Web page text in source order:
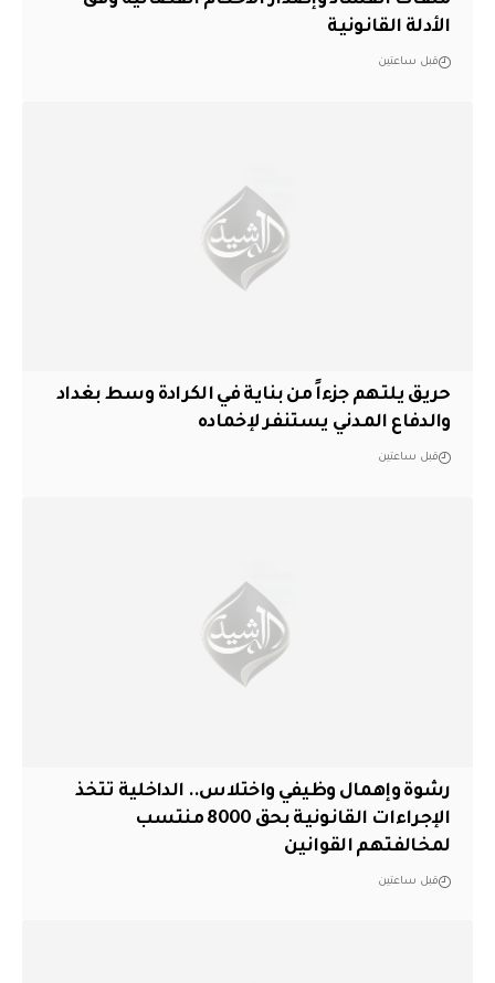
الأدلة القانونية
قبل ساعتين
حريق يلتهم جزءاً من بناية في الكرادة وسط بغداد
والدفاع المدني يستنفر لإخماده
قبل ساعتين
رشوة وإهمال وظيفي واختلاس.. الداخلية تتخذ
الإجراءات القانونية بحق 8000 منتسب
لمخالفتهم القوانين
قبل ساعتين